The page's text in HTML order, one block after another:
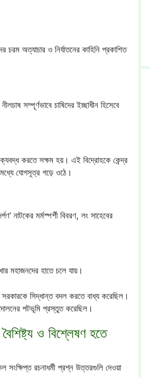
অত্যাচার ও নির্যাতনের কাহিনি প্রকাশিত
সম্পূর্ণভাবে চাষিদের ইচ্ছাধীন হিসেবে
করতে সক্ষম হয়। এই বিদ্রোহকে কেন্দ্র
মধ্যে যোগসূত্র গড়ে ওঠে।
নাটকের মর্মস্পর্শী বিবরণ, লং সাহেবের
মহাজনদের হাতে চলে যায়।
সরকারকে সিদ্ধান্ত বদল করতে বাধ্য করেছিল।
পটভূমি প্রস্তুত করেছিল।
ও বিশ্লেষণ হতে
রচনাধর্মী প্রশ্ন উত্তরগুলি দেওয়া